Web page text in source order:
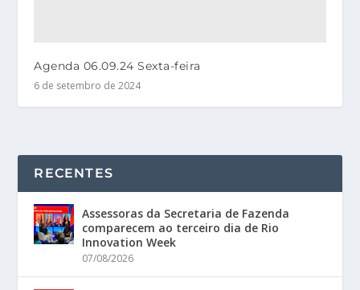
Agenda 06.09.24 Sexta-feira
6 de setembro de 2024
RECENTES
Assessoras da Secretaria de Fazenda
comparecem ao terceiro dia de Rio
Innovation Week
07/08/2026